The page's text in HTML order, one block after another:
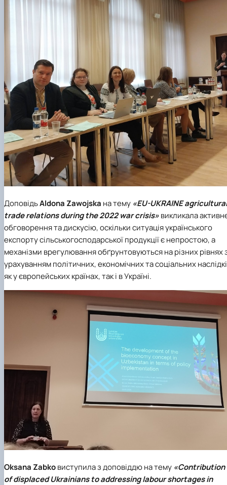
ДоповідьAldona Zawojska на тему «EU-UKRAINE agricultural
trade relations during the 2022 war crisis»викликала
обговорення та дискусію, оскільки ситуація українського
експорту сільськогосподарської продукції є непростою, а
механізми врегулювання обґрунтовуються на різних рівнях
урахуванням політичних, економічних та соціальних
як у європейських країнах, так і в Україні.
Oksana Zabkoвиступила з доповіддю на тему «Contribution
of displaced Ukrainians to addressing labour shortages in